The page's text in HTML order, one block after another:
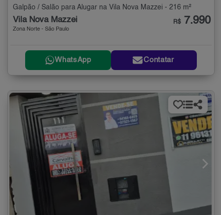
Galpão / Salão para Alugar na Vila Nova Mazzei - 216 m²
Vila Nova Mazzei
Zona Norte - São Paulo
R$ 7.990
WhatsApp Contatar